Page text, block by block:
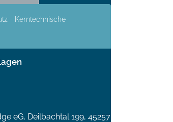
- Kerntechnische
eG, Deilbachtal 199, 45257